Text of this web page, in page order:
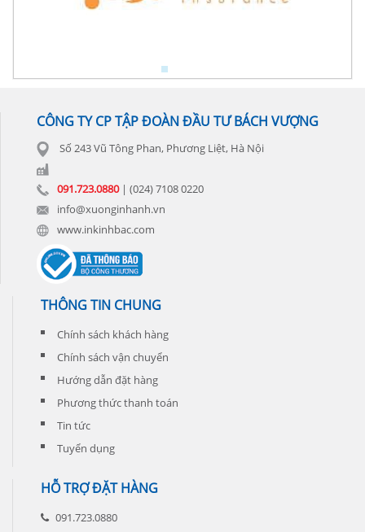
CÔNG TY CP TẬP ĐOÀN ĐẦU TƯ BÁCH VƯỢNG
Số 243 Vũ Tông Phan, Phương Liệt, Hà Nội
091.723.0880| (024) 7108 0220
info@xuonginhanh.vn
www.inkinhbac.com
THÔNG TIN CHUNG
Chính sách khách hàng
Chính sách vận chuyển
Hướng dẫn đặt hàng
Phương thức thanh toán
Tin tức
Tuyển dụng
HỖ TRỢ ĐẶT HÀNG
091.723.0880